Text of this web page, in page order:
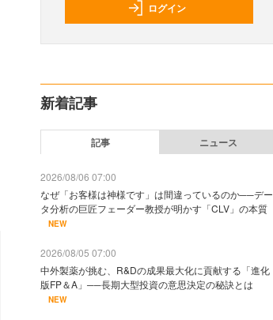
ログイン
新着記事
記事 ニュース
2026/08/06 07:00
なぜ「お客様は神様です」は間違っているのか──デー
タ分析の巨匠フェーダー教授が明かす「CLV」の本質
NEW
2026/08/05 07:00
中外製薬が挑む、R&Dの成果最大化に貢献する「進化
版FP＆A」──長期大型投資の意思決定の秘訣とは
NEW